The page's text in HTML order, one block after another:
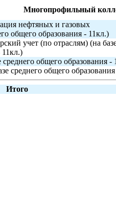
Многопрофильный
нефтяных и газовых
общего образования - 11кл.)
учет (по отраслям) (на
11кл.)
общего образования -
среднего общего
Итого